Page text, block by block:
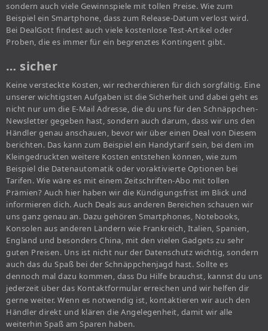
sondern auch viele Gewinnspiele mit tollen Preise. Wie zum
Beispiel ein Smartphone, dass zum Release-Datum verlost wird.
Bei DealGott findest auch viele kostenlose Test-Artikel oder
Proben, die es immer für ein begrenztes Kontingent gibt.
… sicher
Keine versteckte Kosten, wir recherchieren für dich sorgfältig. Eine
unserer wichtigsten Aufgaben ist die Sicherheit und dabei geht es
nicht nur um die E-Mail Adresse, die du uns für den Schnäppchen-
Newsletter gegeben hast, sondern auch darum, dass wir uns den
Händler genau anschauen, bevor wir über einen Deal von Diesem
berichten. Das kann zum Beispiel ein Handytarif sein, bei dem im
Kleingedruckten weitere Kosten entstehen können, wie zum
Beispiel die Datenautomatik oder voraktivierte Optionen bei
Tarifen. Wie wäre es mit einem Zeitschriften-Abo mit tollen
Prämien? Auch hier haben wir die Kündigungsfrist im Blick und
informieren dich. Auch Deals aus anderen Bereichen schauen wir
uns ganz genau an. Dazu gehören Smartphones, Notebooks,
Konsolen aus anderen Ländern wie Frankreich, Italien, Spanien,
England und besonders China, mit den vielen Gadgets zu sehr
guten Preisen. Uns ist nicht nur der Datenschutz wichtig, sondern
auch das du Spaß bei der Schnäppchenjagd hast. Sollte es
dennoch mal dazu kommen, dass Du Hilfe brauchst, kannst du uns
jederzeit über das Kontaktformular erreichen und wir helfen dir
gerne weiter. Wenn es notwendig ist, kontaktieren wir auch den
Händler direkt und klären die Angelegenheit, damit wir alle
weiterhin Spaß am Sparen haben.